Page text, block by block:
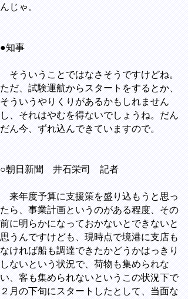
んじゃ。
●知事
そういうことではなさそうですけどね。
ただ、試験運航からスタートをするとか、
そういうやりくりがあるかもしれません
し、それはやむを得ないでしょうね。だん
だん今、ずれ込んできていますので。
○朝日新聞 井石栄司 記者
来年度予算に支援策を盛り込もうと思っ
たら、事業計画というのがある程度、その
前に明らかになっておかないとできないと
思うんですけども、現時点で境港に支店も
なければ船も調達できたかどうかはっきり
しないという状況で、荷物も集められな
い、客も集められないというこの状況下で
２月の下旬にスタートしたとして、当面な